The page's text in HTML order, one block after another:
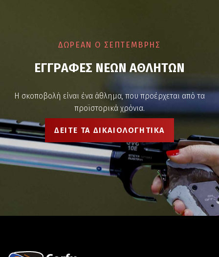
ΔΩΡΕΑΝ Ο ΣΕΠΤΕΜΒΡΗΣ
ΕΓΓΡΑΦΕΣ ΝΕΩΝ ΑΘΛΗΤΩΝ
Η σκοποβολή είναι ένα άθλημα, που προέρχεται από τα
προϊστορικά χρόνια.
ΔΕΙΤΕ ΤΑ ΔΙΚΑΙΟΛΟΓΗΤΙΚΑ